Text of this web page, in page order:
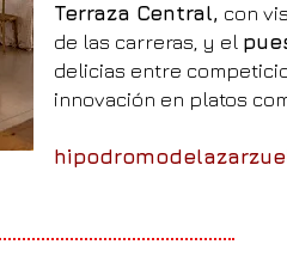
Terraza Central, con
de las carreras, y el
delicias entre
innovación en platos